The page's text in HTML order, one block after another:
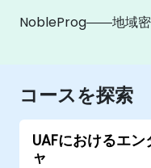
NobleProg――地域密
コースを探索
UAFにおけるエ
ャ